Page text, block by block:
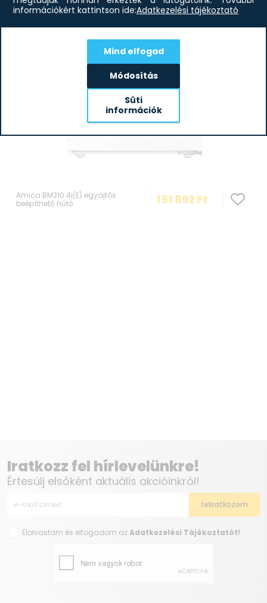
Amica BM210.4i(E) egyajtós
beépíthető hűtő
151 892 Ft
Iratkozz fel hírlevelünkre!
Értesülj elsőként aktuális akcióinkról!
Elolvastam és elfogadom azAdatkezelési Tájékoztatót!
információkért kattintson ide:Adatkezelési tájékoztató
Mind elfogad
Módosítás
Süti
információk